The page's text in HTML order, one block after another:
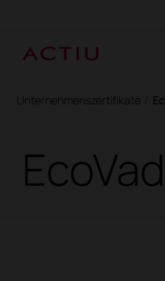
Unternehmenszertifikate /